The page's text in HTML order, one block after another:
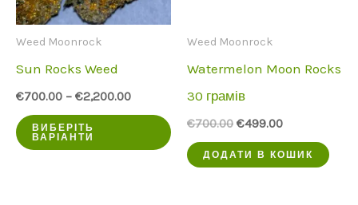
Weed Moonrock
Sun Rocks Weed
€700.00 – €2,200.00
ВИБЕРІТЬ
ВАРІАНТИ
Цей
продукт
Weed Moonrock
Watermelon Moon Rocks
30 грамів
€700.00 Початкова
була:
€700.00.
€499.00Поточна
€499.00.
ДОДАТИ В КОШИК